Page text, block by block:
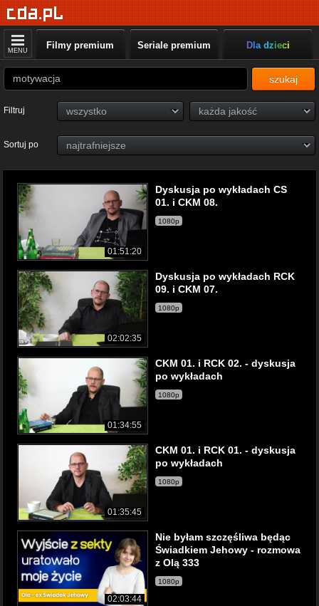
MENU Filmy premium Seriale premium Dla dzieci
szukaj
Filtruj
Sortuj po
01:51:20
Dyskusja po wykładach CS
01. i CKM 08.
1080p
02:02:35
Dyskusja po wykładach RCK
09. i CKM 07.
1080p
01:34:55
CKM 01. i RCK 02. - dyskusja
po wykładach
1080p
01:35:45
CKM 01. i RCK 01. - dyskusja
po wykładach
1080p
02:03:44
Nie byłam szczęśliwa będąc
Świadkiem Jehowy - rozmowa
z Olą 333
1080p